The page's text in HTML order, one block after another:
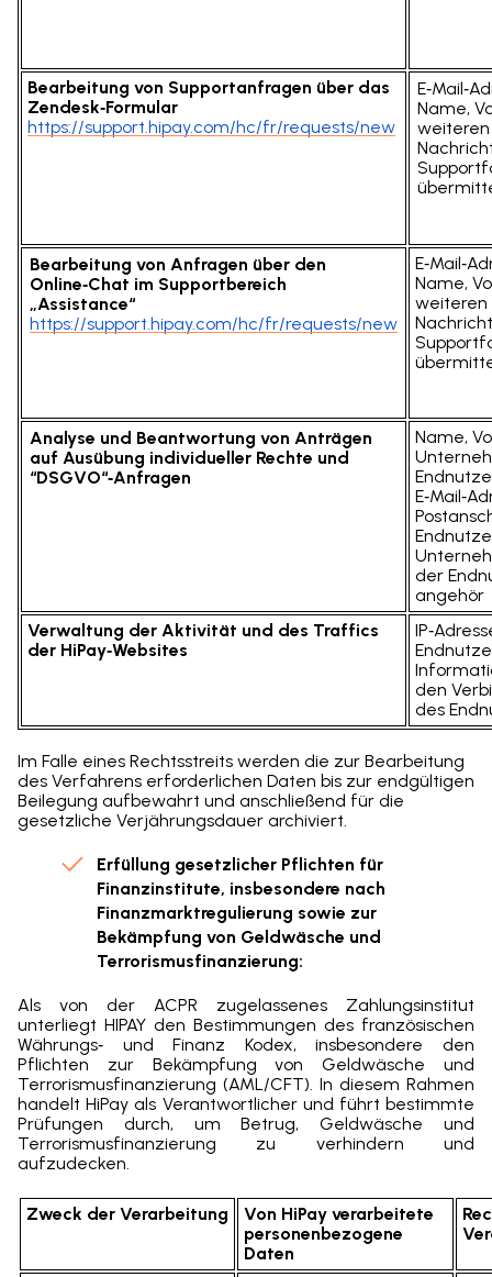
Bearbeitung von Supportanfragen über das
Zendesk‑Formular
https://support.hipay.com/hc/fr/requests/new
Name,
Bearbeitung von Anfragen über den
Online‑Chat im Supportbereich
„Assistance“
https://support.hipay.com/hc/fr/requests/new
Name,
weiteren
Analyse und Beantwortung von Anträgen
auf Ausübung individueller Rechte und
“DSGVO“‑Anfragen
Name,
der
angehör
Verwaltung der Aktivität und des Traffics
der HiPay‑Websites
den
des
Im Falle eines Rechtsstreits werden die zur Bearbeitung
des Verfahrens erforderlichen Daten bis zur endgültigen
Beilegung aufbewahrt und anschließend für die
gesetzliche Verjährungsdauer archiviert.
Erfüllung gesetzlicher Pflichten für
Finanzinstitute, insbesondere nach
Finanzmarktregulierung sowie zur
Bekämpfung von Geldwäsche und
Terrorismusfinanzierung:
Als von der ACPR zugelassenes Zahlungsinstitut
unterliegt HIPAY den Bestimmungen des französischen
Währungs‑ und Finanz Kodex, insbesondere den
Pflichten zur Bekämpfung von Geldwäsche und
Terrorismusfinanzierung (AML/CFT). In diesem Rahmen
handelt HiPay als Verantwortlicher und führt bestimmte
Prüfungen durch, um Betrug, Geldwäsche und
Terrorismusfinanzierung zu verhindern und
aufzudecken.
Zweck der Verarbeitung
Von HiPay verarbeitete
personenbezogene
Daten